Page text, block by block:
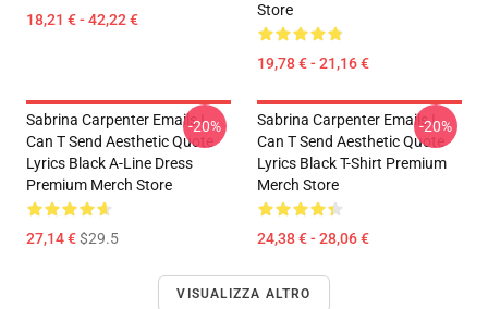
18,21 € - 42,22 €
Store
19,78 € - 21,16 €
Sabrina Carpenter Emails I
Can T Send Aesthetic Quote
Lyrics Black A-Line Dress
Premium Merch Store
27,14 €$29.5
-20%
Sabrina Carpenter Emails I
Can T Send Aesthetic Quote
Lyrics Black T-Shirt Premium
Merch Store
24,38 € - 28,06 €
-20%
VISUALIZZA ALTRO